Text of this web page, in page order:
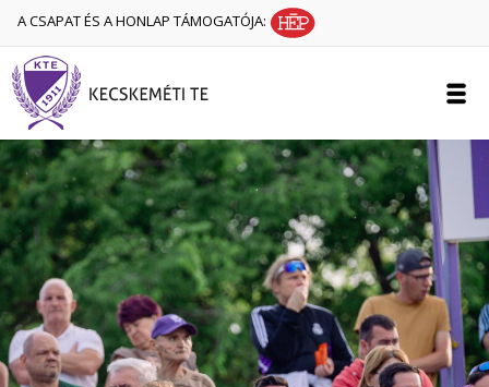
A CSAPAT ÉS A HONLAP TÁMOGATÓJA: